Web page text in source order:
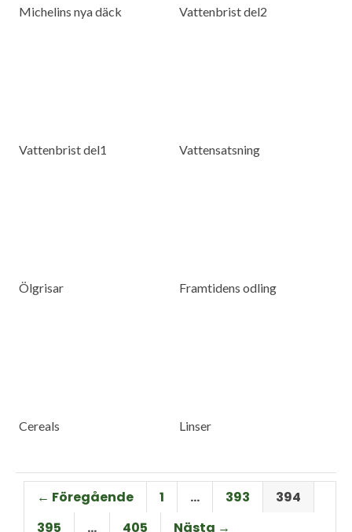
Michelins nya däck Vattenbrist del2
Vattenbrist del1 Vattensatsning
Ölgrisar Framtidens odling
Cereals Linser
← Föregående 1 … 393
394
395
… 405 Nästa →